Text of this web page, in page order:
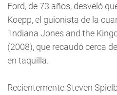
Ford, de 73 años, desveló
Koepp, el guionista de la
"Indiana Jones and the
(2008), que recaudó cerca
en taquilla.
Recientemente Steven